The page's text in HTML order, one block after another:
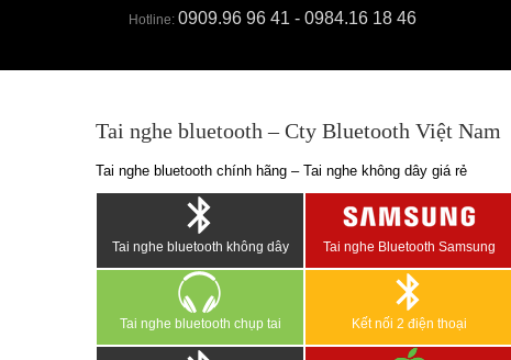
Hotline: 0909.96 96 41 - 0984.16 18 46
Tai nghe bluetooth – Cty Bluetooth Việt Nam
Tai nghe bluetooth chính hãng – Tai nghe không dây giá rẻ
Tai nghe bluetooth không dây Tai nghe Bluetooth Samsung
Tai nghe bluetooth chụp tai Kết nối 2 điện thoại